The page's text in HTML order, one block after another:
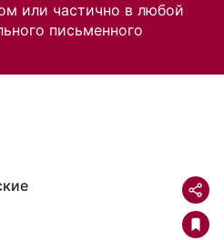
или частично в любой
письменного